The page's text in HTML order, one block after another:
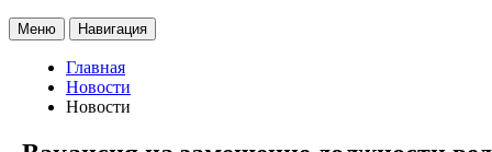
Меню Навигация
Главная
Новости
Новости